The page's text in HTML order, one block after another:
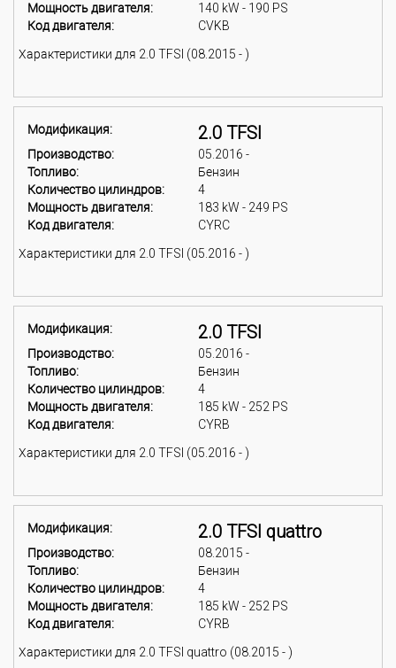
Мощность двигателя:
140 kW - 190 PS
Код двигателя:
CVKB
Характеристики для 2.0 TFSI (08.2015 - )
Модификация: 2.0 TFSI
Производство:
05.2016 -
Топливо:
Бензин
Количество цилиндров:
4
Мощность двигателя:
183 kW - 249 PS
Код двигателя:
CYRC
Характеристики для 2.0 TFSI (05.2016 - )
Модификация: 2.0 TFSI
Производство:
05.2016 -
Топливо:
Бензин
Количество цилиндров:
4
Мощность двигателя:
185 kW - 252 PS
Код двигателя:
CYRB
Характеристики для 2.0 TFSI (05.2016 - )
Модификация: 2.0 TFSI quattro
Производство:
08.2015 -
Топливо:
Бензин
Количество цилиндров:
4
Мощность двигателя:
185 kW - 252 PS
Код двигателя:
CYRB
Характеристики для 2.0 TFSI quattro (08.2015 - )